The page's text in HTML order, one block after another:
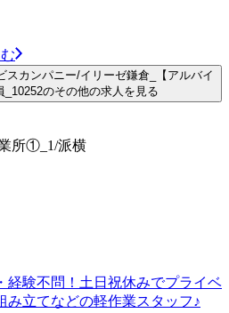
スカンパニー/イリーゼ鎌倉_【アルバイ
_10252のその他の求人を見る
所①_1/派横
経験不問！土日祝休みでプライベ
立てなどの軽作業スタッフ♪